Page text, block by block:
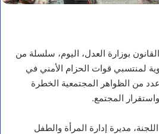
بوزارة العدل، اليوم، سلسلة من
لمنتسبي قوات الحزام الأمني في
من الظواهر المجتمعية الخطرة
المجتمع.
مديرة إدارة المرأة والطفل